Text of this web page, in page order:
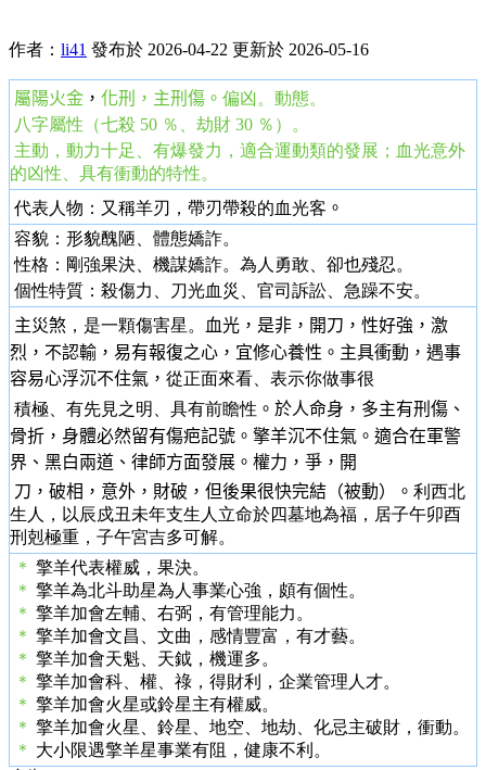
作者： li41 發布於 2026-04-22 更新於 2026-05-16
屬陽火金 ， 化刑 ，主刑傷。 偏凶。動態。
八字屬性（七殺 50 ％、劫財 30 ％）。
主動，動力十足、有爆發力，適合運動類的發展；血光意外
的凶性、具有衝動的特性。
代表人物：又稱羊刃，帶刃帶殺的血光客 。
容貌：形貌醜陋、體態嬌詐。
性格：剛強果決、機謀嬌詐。為人勇敢、卻也殘忍。
個性特質：殺傷力、刀光血災、官司訴訟、急躁不安。
主災煞 ，是一顆傷害星。
血光，是非，開刀，性好強，激
烈，不認輸，易有報復之心，宜修心養性。主具衝動，遇事
容易心浮沉不住氣， 從正面來看、表示你做事很
積極、有先見之明、具有前瞻性 。於人命身，多主有刑傷、
骨折，身體必然留有傷疤記號。擎羊沉不住氣。適合在軍警
界、黑白兩道、律師方面發展。權力，爭，開
刀，破相，意外，財破，但後果很快完結（被動）。 利西北
生人，以辰戍丑未年支生人立命於四墓地為福，居子午卯酉
刑剋極重，子午宮吉多可解。
＊ 擎羊代表權威，果決。
＊ 擎羊為北斗助星為人事業心強，頗有個性。
＊ 擎羊加會左輔、右弼，有管理能力。
＊ 擎羊加會文昌、文曲，感情豐富，有才藝。
＊ 擎羊加會天魁、天鉞，機運多。
＊ 擎羊加會科、權、祿，得財利，企業管理人才。
＊ 擎羊加會火星或鈴星主有權威。
＊ 擎羊加會火星、鈴星、地空、地劫、化忌主破財，衝動。
＊ 大小限遇擎羊星事業有阻，健康不利。